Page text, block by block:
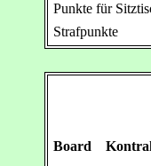
Punkte für
Strafpunkte
Board